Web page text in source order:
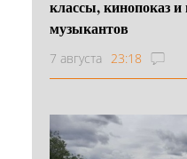
классы, кинопоказ
музыкантов
7 августа 23:18